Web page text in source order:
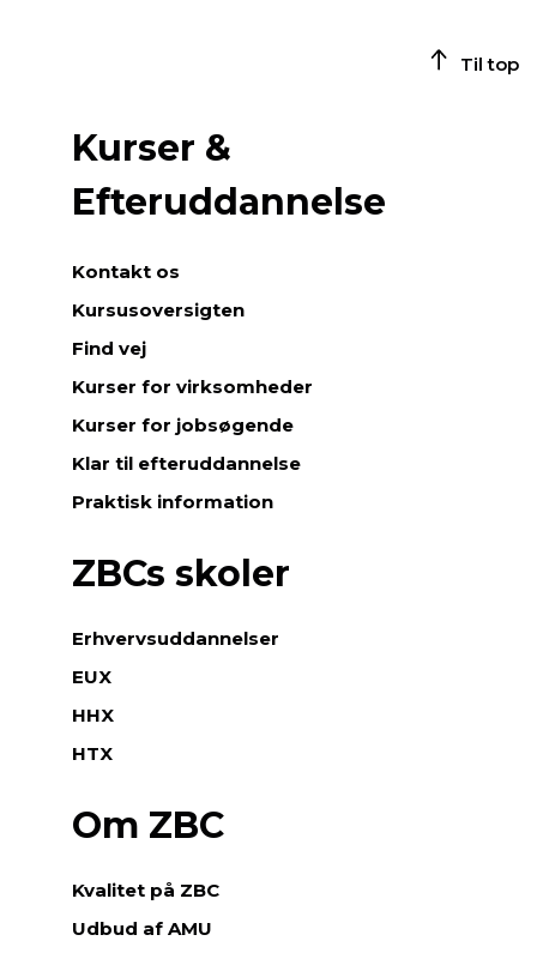
Til top
Kurser &
Efteruddannelse
Kontakt os
Kursusoversigten
Find vej
Kurser for virksomheder
Kurser for jobsøgende
Klar til efteruddannelse
Praktisk information
ZBCs skoler
Erhvervsuddannelser
EUX
HHX
HTX
Om ZBC
Kvalitet på ZBC
Udbud af AMU